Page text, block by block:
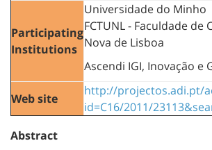
Participating
Institutions
Universidade do Minho
FCTUNL - Faculdade
Nova de Lisboa
Ascendi IGI, Inovação e
Web site
http://projectos.adi.pt/
id=C16/2011/
Abstract